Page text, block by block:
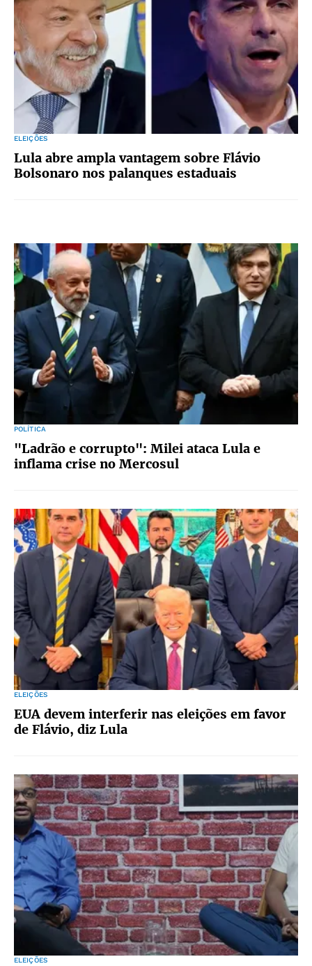
ELEIÇÕES
Lula abre ampla vantagem sobre Flávio
Bolsonaro nos palanques estaduais
POLÍTICA
"Ladrão e corrupto": Milei ataca Lula e
inflama crise no Mercosul
ELEIÇÕES
EUA devem interferir nas eleições em favor
de Flávio, diz Lula
ELEIÇÕES